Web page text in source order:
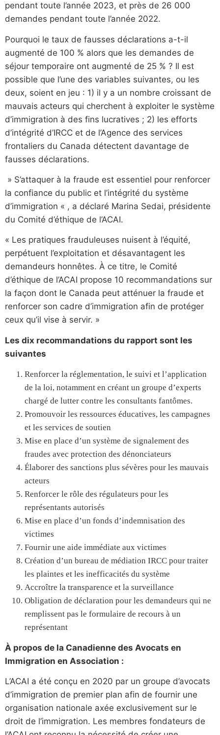
pendant toute l’année 2023, et près de 26 000
demandes pendant toute l’année 2022.
Pourquoi le taux de fausses déclarations a-t-il
augmenté de 100 % alors que les demandes de
séjour temporaire ont augmenté de 25 % ? Il est
possible que l’une des variables suivantes, ou les
deux, soient en jeu : 1) il y a un nombre croissant de
mauvais acteurs qui cherchent à exploiter le système
d’immigration à des fins lucratives ; 2) les efforts
d’intégrité d’IRCC et de l’Agence des services
frontaliers du Canada détectent davantage de
fausses déclarations.
» S’attaquer à la fraude est essentiel pour renforcer
la confiance du public et l’intégrité du système
d’immigration « , a déclaré Marina Sedai, présidente
du Comité d’éthique de l’ACAI.
« Les pratiques frauduleuses nuisent à l’équité,
perpétuent l’exploitation et désavantagent les
demandeurs honnêtes. À ce titre, le Comité
d’éthique de l’ACAI propose 10 recommandations sur
la façon dont le Canada peut atténuer la fraude et
renforcer son cadre d’immigration afin de protéger
ceux qu’il vise à servir. »
Les dix recommandations du rapport sont les
suivantes
Renforcer la réglementation, le suivi et l’application
de la loi, notamment en créant un groupe d’experts
chargé de lutter contre les consultants fantômes.
Promouvoir les ressources éducatives, les campagnes
et les services de soutien
Mise en place d’un système de signalement des
fraudes avec protection des dénonciateurs
Élaborer des sanctions plus sévères pour les mauvais
acteurs
Renforcer le rôle des régulateurs pour les
représentants autorisés
Mise en place d’un fonds d’indemnisation des
victimes
Fournir une aide immédiate aux victimes
Création d’un bureau de médiation IRCC pour traiter
les plaintes et les inefficacités du système
Accroître la transparence et la surveillance
Obligation de déclaration pour les demandeurs qui ne
remplissent pas le formulaire de recours à un
représentant
À propos de la Canadienne des Avocats en
Immigration en Association :
L’ACAI a été conçu en 2020 par un groupe d’avocats
d’immigration de premier plan afin de fournir une
organisation nationale axée exclusivement sur le
droit de l’immigration. Les membres fondateurs de